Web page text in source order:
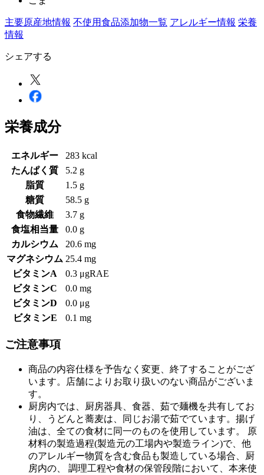
主要原産地情報 不使用食品添加物一覧 アレルギー情報 栄養
情報
シェアする
栄養成分
エネルギー
283 kcal
たんぱく質
5.2 g
脂質
1.5 g
糖質
58.5 g
食物繊維
3.7 g
食塩相当量
0.0 g
カルシウム
20.6 mg
マグネシウム 25.4 mg
ビタミンA
0.3 μgRAE
ビタミンC
0.0 mg
ビタミンD
0.0 μg
ビタミンE
0.1 mg
ご注意事項
商品の内容仕様を予告なく変更、終了することがござ
います。店舗によりお取り扱いのない商品がございま
す。
厨房内では、厨房器具、食器、茹で麺機を共有してお
り、うどんと蕎麦は、同じお湯で茹でています。揚げ
油は、全ての食材に同一のものを使用しています。 原
材料の製造過程(製造元の工場内や製造ライン)で、他
のアレルギー物質を含む食品も製造している場合、厨
房内の、 調理工程や食材の保管段階において、本来使